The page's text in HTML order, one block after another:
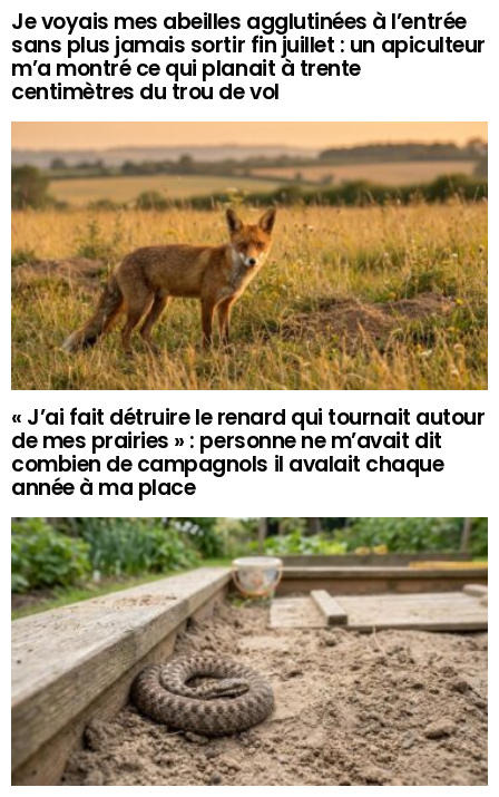
Je voyais mes abeilles agglutinées à l’entrée
sans plus jamais sortir fin juillet : un apiculteur
m’a montré ce qui planait à trente
centimètres du trou de vol
« J’ai fait détruire le renard qui tournait autour
de mes prairies » : personne ne m’avait dit
combien de campagnols il avalait chaque
année à ma place